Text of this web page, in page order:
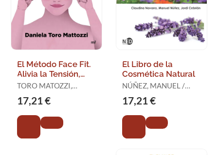
El Método Face Fit.
Alivia la Tensión,
Elimina el Dolor y
Más
TORO MATOZZI,
17,21 €
El Libro de la
Cosmética Natural
NÚÑEZ, MANUEL /
CEBRIÁN, J
17,21 €